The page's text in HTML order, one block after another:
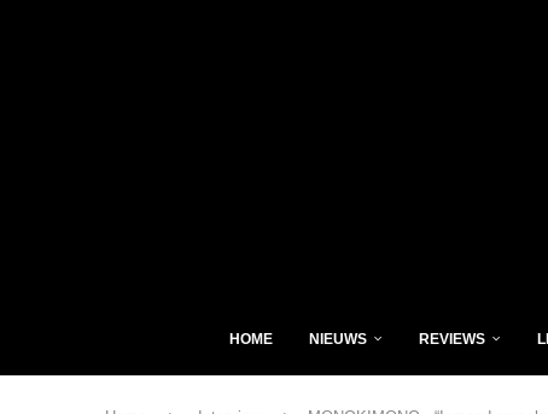
HOME NIEUWS REVIEWS